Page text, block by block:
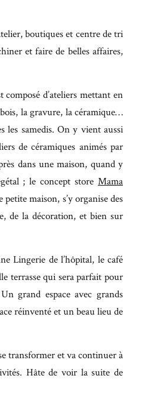
boutiques et centre de tri
et faire de belles affaires,
d’ateliers mettant en
la gravure, la céramique…
les samedis. On y vient aussi
de céramiques animés par
dans une maison, quand y
; le concept store Mama
maison, s’y organise des
de la décoration, et bien sur
Lingerie de l’hôpital, le café
terrasse qui sera parfait pour
grand espace avec grands
réinventé et un beau lieu de
transformer et va continuer à
Hâte de voir la suite de